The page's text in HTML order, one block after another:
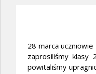
28 marca
zaprosiliśmy klasy
powitaliśmy